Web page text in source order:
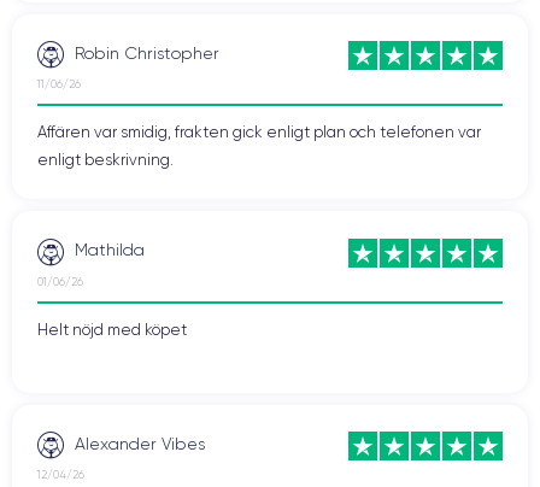
Robin Christopher
11/06/26
Affären var smidig, frakten gick enligt plan och telefonen var
enligt beskrivning.
Mathilda
01/06/26
Helt nöjd med köpet
Alexander Vibes
12/04/26